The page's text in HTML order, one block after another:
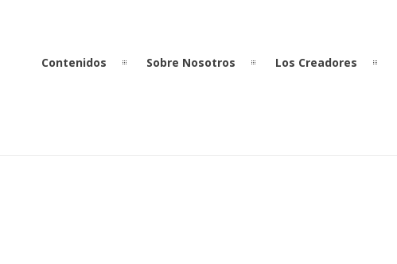
Contenidos Sobre Nosotros Los Creadores